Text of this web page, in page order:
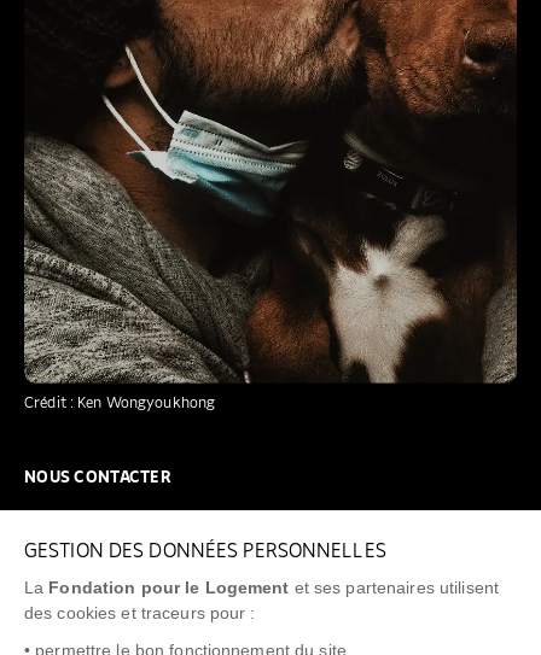
GESTION DES DONNÉES PERSONNELLES
La Fondation pour le Logement et ses partenaires utilisent
des cookies et traceurs pour :
• permettre le bon fonctionnement du site,
Crédit : Ken Wongyoukhong
NOUS CONTACTER
FAQ
NEWSLETTER